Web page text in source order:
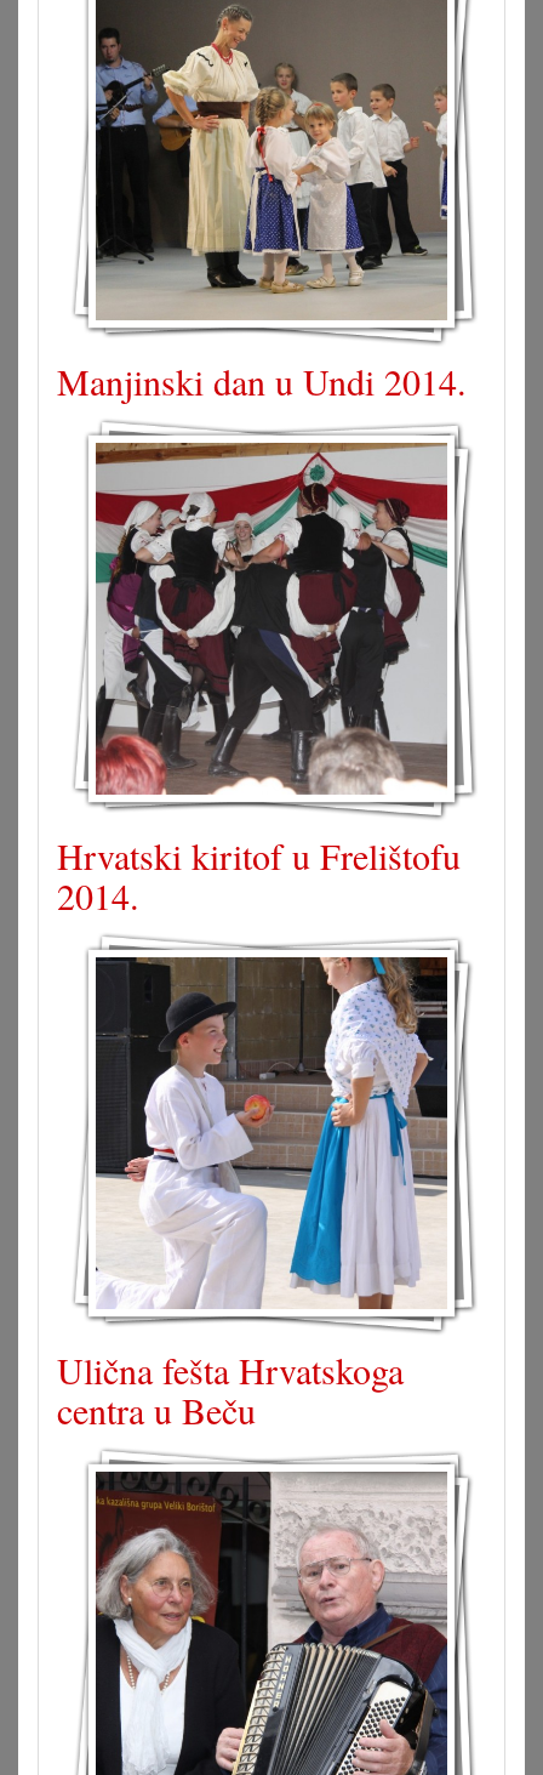
Manjinski dan u Undi 2014.
Hrvatski kiritof u Frelištofu
2014.
Ulična fešta Hrvatskoga
centra u Beču